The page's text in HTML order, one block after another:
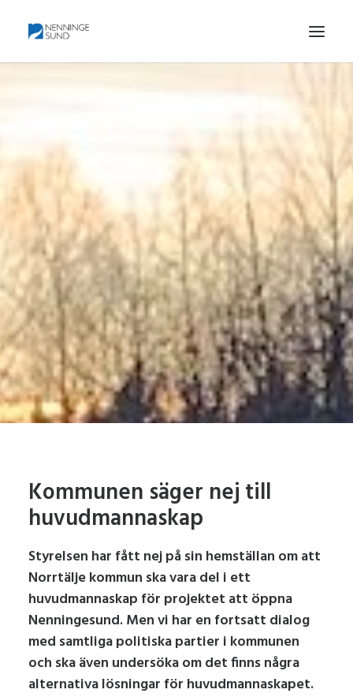
BILDER OCH KARTOR
PROTOKOLL
KONTAKT
OM FÖRENINGEN
DOKUMENTATION
Kommunen säger nej till
huvudmannaskap
Styrelsen har fått nej på sin hemställan om att
Norrtälje kommun ska vara del i ett
huvudmannaskap för projektet att öppna
Nenningesund. Men vi har en fortsatt dialog
med samtliga politiska partier i kommunen
och ska även undersöka om det finns några
alternativa lösningar för huvudmannaskapet.